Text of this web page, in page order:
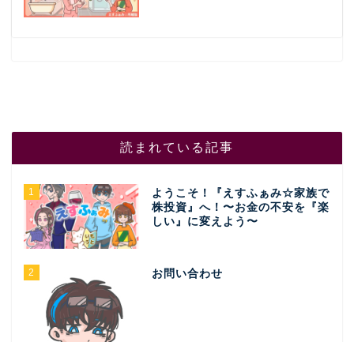
読まれている記事
1
ようこそ！『えすふぁみ☆家族で
株投資』へ！〜お金の不安を『楽
しい』に変えよう〜
2 お問い合わせ